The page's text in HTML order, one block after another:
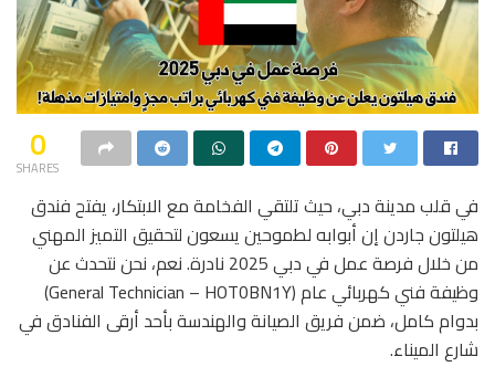
0
SHARES
في قلب مدينة دبي، حيث تلتقي الفخامة مع الابتكار، يفتح فندق
هيلتون جاردن إن أبوابه لطموحين يسعون لتحقيق التميز المهني
من خلال فرصة عمل في دبي 2025 نادرة. نعم، نحن نتحدث عن
وظيفة فني كهربائي عام (General Technician – HOT0BN1Y)
بدوام كامل، ضمن فريق الصيانة والهندسة بأحد أرقى الفنادق في
شارع الميناء.